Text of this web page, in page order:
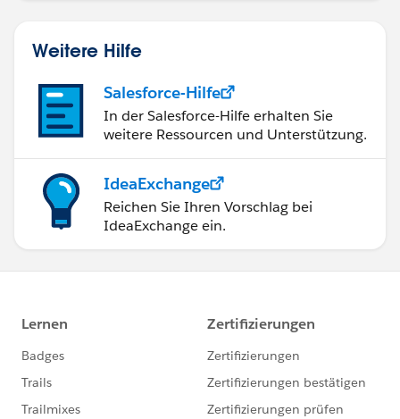
Weitere Hilfe
Salesforce-Hilfe
In der Salesforce-Hilfe erhalten Sie
weitere Ressourcen und Unterstützung.
IdeaExchange
Reichen Sie Ihren Vorschlag bei
IdeaExchange ein.